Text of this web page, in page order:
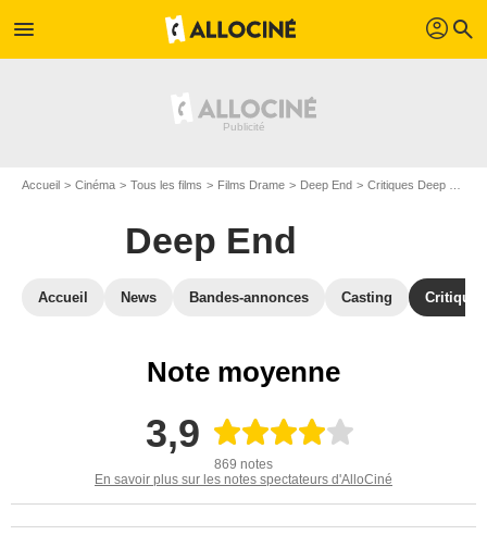
menu profil search
Accueil Cinéma Tous les films Films Drame Deep End Critiques Deep End
Deep End
Accueil News Bandes-annonces Casting
Note moyenne
3,9
869 notes
En savoir plus sur les notes spectateurs d'AlloCiné